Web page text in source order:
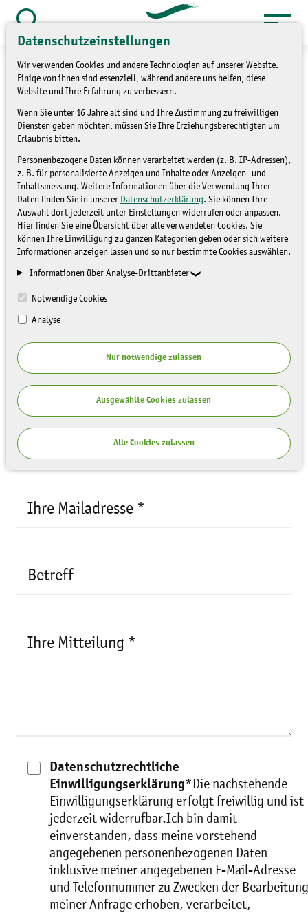
Datenschutzeinstellungen
Wir verwenden Cookies und andere Technologien auf unserer Website.
Einige von ihnen sind essenziell, während andere uns helfen, diese
Website und Ihre Erfahrung zu verbessern.
Wenn Sie unter 16 Jahre alt sind und Ihre Zustimmung zu freiwilligen
Diensten geben möchten, müssen Sie Ihre Erziehungsberechtigten um
Erlaubnis bitten.
Personenbezogene Daten können verarbeitet werden (z. B. IP-Adressen),
z. B. für personalisierte Anzeigen und Inhalte oder Anzeigen- und
Inhaltsmessung. Weitere Informationen über die Verwendung Ihrer
Daten finden Sie in unserer Datenschutzerklärung. Sie können Ihre
Auswahl dort jederzeit unter Einstellungen widerrufen oder anpassen.
Hier finden Sie eine Übersicht über alle verwendeten Cookies. Sie
können Ihre Einwilligung zu ganzen Kategorien geben oder sich weitere
Informationen anzeigen lassen und so nur bestimmte Cookies auswählen.
Informationen über Analyse-Drittanbieter
Notwendige Cookies
Analyse
Nur notwendige zulassen
Ausgewählte Cookies zulassen
Alle Cookies zulassen
Zum
springen
Suche
öffnen
Service » Kontakt » Kontaktformular
Kontaktformular
Mit Sternchen (*) gekennzeichnete Eingabefelder müssen
ausgefüllt werden.
Ihre Anfrage
Empfänger:Sebastian Günther
Ihre Mailadresse *
Mailadresse
*
Betreff
Ihre Mitteilung *
Datenschutzrechtliche
Einwilligungserklärung* Die nachstehende
Einwilligungserklärung erfolgt freiwillig und ist
jederzeit widerrufbar.Ich bin damit
einverstanden, dass meine vorstehend
angegebenen personenbezogenen Daten
inklusive meiner angegebenen E-Mail-Adresse
und Telefonnummer zu Zwecken der Bearbeitung
meiner Anfrage erhoben, verarbeitet,